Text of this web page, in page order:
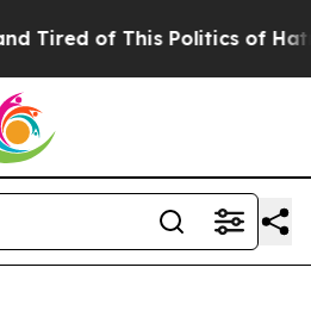
of This Politics of Hatred”